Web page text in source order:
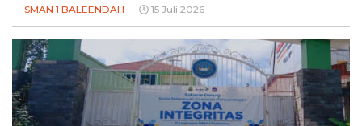
SMAN 1 BALEENDAH 15 Juli 2026